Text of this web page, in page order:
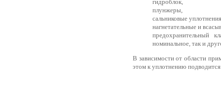
гидроблок,
плунжеры,
сальниковые
нагнетательные и
предохранительный
номинальное, так и
В зависимости от области
этом к уплотнению